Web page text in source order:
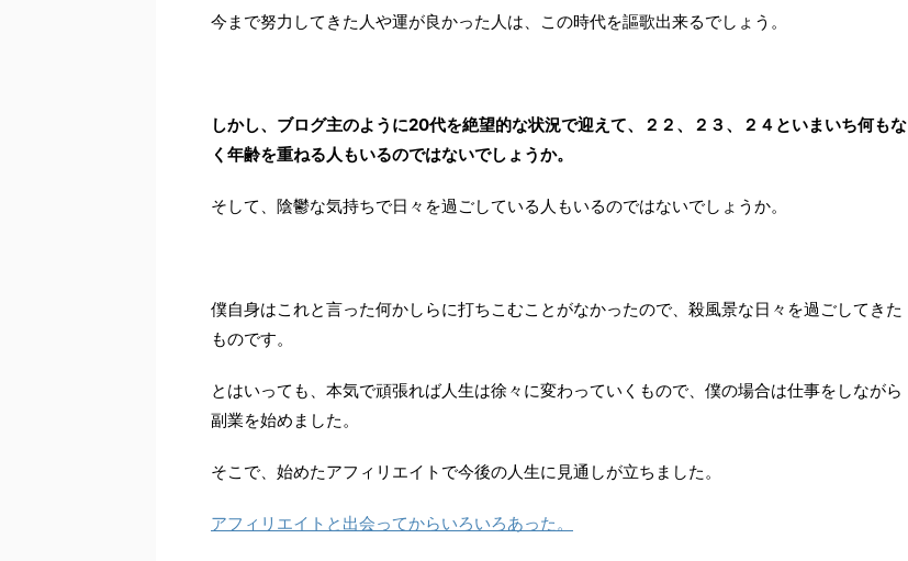
今まで努力してきた人や運が良かった人は、この時代を謳歌出来るでしょう。
しかし、ブログ主のように20代を絶望的な状況で迎えて、２２、２３、２４といまいち何もな
く年齢を重ねる人もいるのではないでしょうか。
そして、陰鬱な気持ちで日々を過ごしている人もいるのではないでしょうか。
僕自身はこれと言った何かしらに打ちこむことがなかったので、殺風景な日々を過ごしてきた
ものです。
とはいっても、本気で頑張れば人生は徐々に変わっていくもので、僕の場合は仕事をしながら
副業を始めました。
そこで、始めたアフィリエイトで今後の人生に見通しが立ちました。
アフィリエイトと出会ってからいろいろあった。